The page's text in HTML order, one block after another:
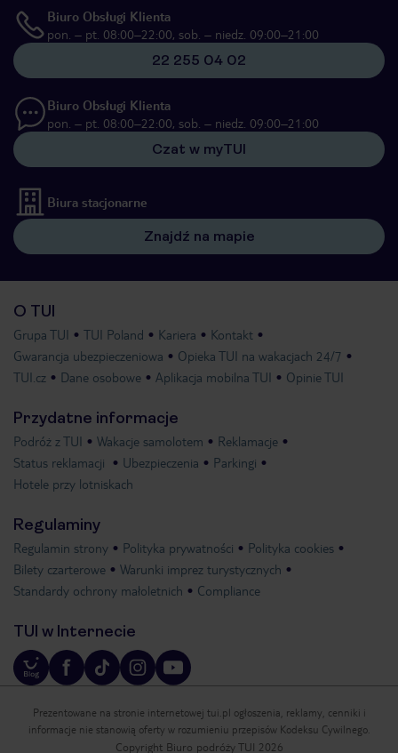
Biuro Obsługi Klienta
pon. – pt. 08:00–22:00, sob. – niedz. 09:00–21:00
22 255 04 02
Biuro Obsługi Klienta
pon. – pt. 08:00–22:00, sob. – niedz. 09:00–21:00
Czat w myTUI
Biura stacjonarne
Znajdź na mapie
O TUI
Grupa TUI TUI Poland Kariera
Kontakt
Gwarancja ubezpieczeniowa
Opieka TUI na wakacjach 24/7
TUI.cz
Dane osobowe Aplikacja mobilna TUI Opinie TUI
Przydatne informacje
Podróż z TUI Wakacje samolotem
Reklamacje
Status reklamacji
Ubezpieczenia
Parkingi
Hotele przy lotniskach
Regulaminy
Regulamin strony Polityka prywatności
Polityka cookies
Bilety czarterowe
Warunki imprez turystycznych
Standardy ochrony małoletnich
Compliance
TUI w Internecie
Prezentowane na stronie internetowej tui.pl ogłoszenia, reklamy, cenniki i
informacje nie stanowią oferty w rozumieniu przepisów Kodeksu Cywilnego.
Copyright Biuro podróży TUI 2026